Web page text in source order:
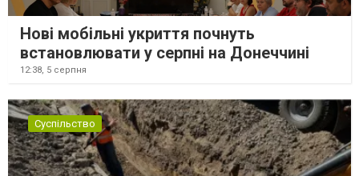
Нові мобільні укриття почнуть
встановлювати у серпні на Донеччині
12:38, 5 серпня
Суспільство